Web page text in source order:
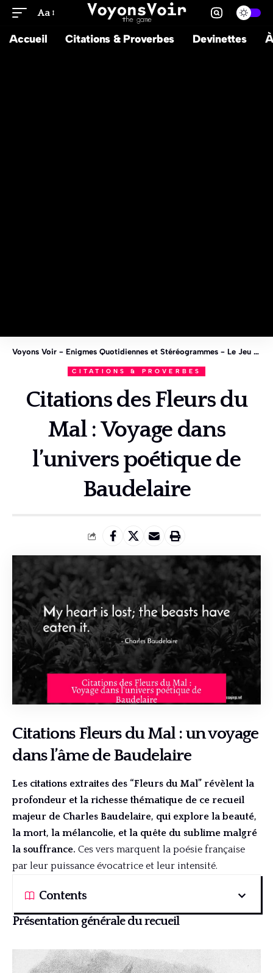
Aa
Accueil Citations & Proverbes Devinettes
Voyons Voir - Enigmes Quotidiennes et Stéréogrammes - Le Jeu des 1%
CITATIONS & PROVERBES
Citations des Fleurs du
Mal : Voyage dans
l’univers poétique de
Baudelaire
Citations Fleurs du Mal : un voyage
dans l’âme de Baudelaire
Les citations extraites des “Fleurs du Mal” révèlent la
profondeur et la richesse thématique de ce recueil
majeur de Charles Baudelaire, qui explore la beauté,
la mort, la mélancolie, et la quête du sublime malgré
la souffrance. Ces vers marquent la poésie française
par leur puissance évocatrice et leur intensité.
Contents
Présentation générale du recueil